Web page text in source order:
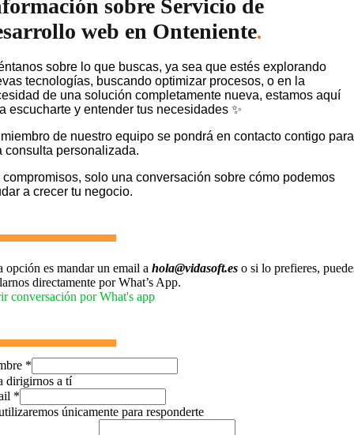
sobre Servicio de
web en Onteniente.
sobre lo que buscas, ya sea que estés explorando
tecnologías, buscando optimizar procesos, o en la
de una solución completamente nueva, estamos aquí
escucharte y entender tus necesidades ✨
de nuestro equipo se pondrá en contacto contigo para
consulta personalizada.
compromisos, solo una conversación sobre cómo podemos
a crecer tu negocio.
opción es mandar un email a hola@vidasoft.es o si lo prefieres,
directamente por What’s App.
conversación por What's app
*
dirigirnos a tí
*
únicamente para responderte